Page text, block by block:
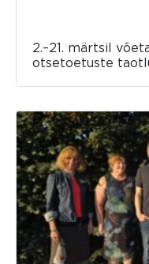
2.–21. märtsil
otsetoetuste